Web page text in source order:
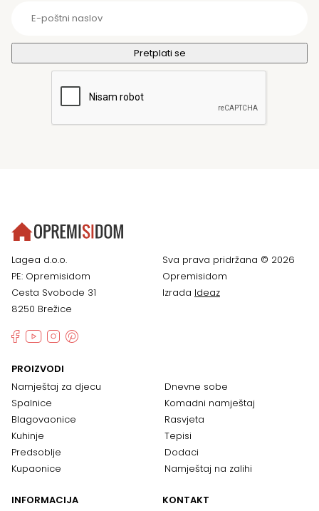
Lagea d.o.o.
PE: Opremisidom
Cesta Svobode 31
8250 Brežice
Sva prava pridržana © 2026
Opremisidom
Izrada Ideaz
PROIZVODI
Namještaj za djecu
Spalnice
Blagovaonice
Kuhinje
Predsoblje
Kupaonice
Dnevne sobe
Komadni namještaj
Rasvjeta
Tepisi
Dodaci
Namještaj na zalihi
INFORMACIJA KONTAKT